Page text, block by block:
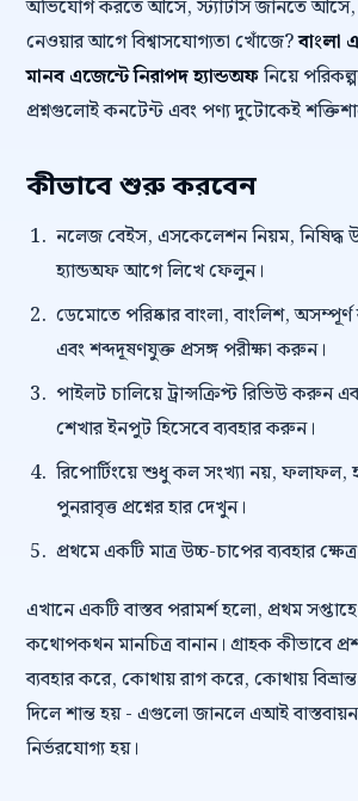
অভিযোগ করতে আসে, স্ট্যাটাস জানতে আসে,
নেওয়ার আগে বিশ্বাসযোগ্যতা খোঁজে?বাংলা
মানব এজেন্টে নিরাপদ হ্যান্ডঅফনিয়ে
প্রশ্নগুলোই কনটেন্ট এবং পণ্য দুটোকেই
কীভাবে শুরু করবেন
নলেজ বেইস, এসকেলেশন নিয়ম, নিষিদ্ধ
হ্যান্ডঅফ আগে লিখে ফেলুন।
ডেমোতে পরিষ্কার বাংলা, বাংলিশ, অসম্পূর্ণ
এবং শব্দদূষণযুক্ত প্রসঙ্গ পরীক্ষা করুন।
পাইলট চালিয়ে ট্রান্সক্রিপ্ট রিভিউ করুন
শেখার ইনপুট হিসেবে ব্যবহার করুন।
রিপোর্টিংয়ে শুধু কল সংখ্যা নয়, ফলাফল,
পুনরাবৃত্ত প্রশ্নের হার দেখুন।
প্রথমে একটি মাত্র উচ্চ-চাপের ব্যবহার
এখানে একটি বাস্তব পরামর্শ হলো, প্রথম
কথোপকথন মানচিত্র বানান। গ্রাহক কীভাবে
ব্যবহার করে, কোথায় রাগ করে, কোথায়
দিলে শান্ত হয় - এগুলো জানলে এআই
নির্ভরযোগ্য হয়।